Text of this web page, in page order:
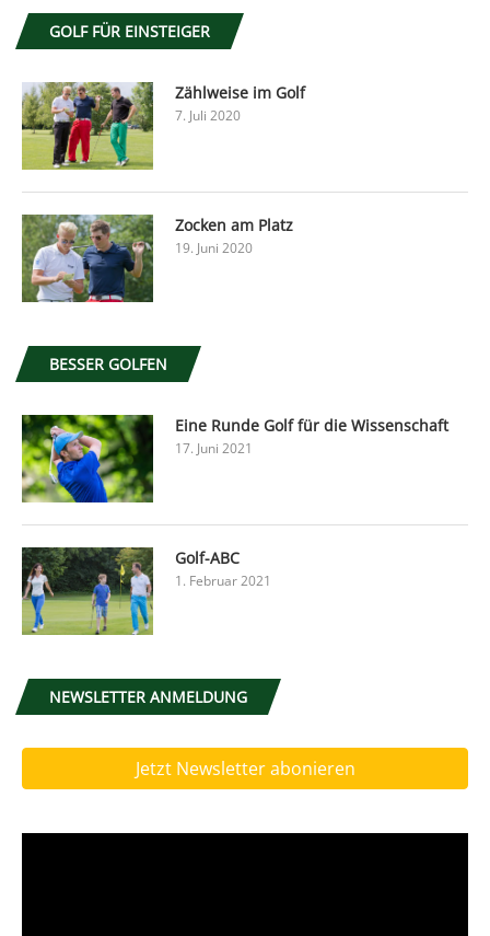
GOLF FÜR EINSTEIGER
Zählweise im Golf
7. Juli 2020
Zocken am Platz
19. Juni 2020
BESSER GOLFEN
Eine Runde Golf für die Wissenschaft
17. Juni 2021
Golf-ABC
1. Februar 2021
NEWSLETTER ANMELDUNG
Jetzt Newsletter abonieren